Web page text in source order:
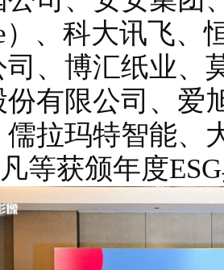
）、科大讯飞、
、博汇纸业、
有限公司、爱
拉玛特智能、
等获颁年度